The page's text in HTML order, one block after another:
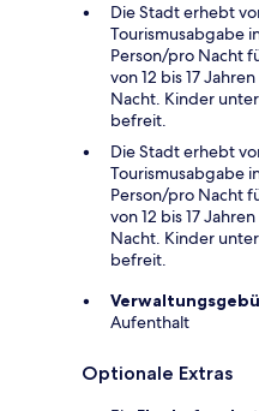
Die Stadt erhebt
Tourismusabgabe
Person/pro Nacht
von 12 bis 17
Nacht. Kinder
befreit.
Die Stadt erhebt
Tourismusabgabe
Person/pro Nacht
von 12 bis 17
Nacht. Kinder
befreit.
Aufenthalt
Optionale Extras